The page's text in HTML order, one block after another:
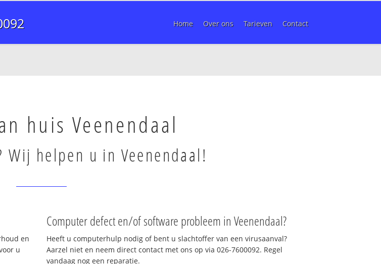
Home Over ons Tarieven Contact
huis Veenendaal
Wij helpen u in Veenendaal!
en
u
Computer defect en/of software probleem in Veenendaal?
Heeft u computerhulp nodig of bent u slachtoffer van een virusaanval?
Aarzel niet en neem direct contact met ons op via 026-7600092. Regel
vandaag nog een reparatie.